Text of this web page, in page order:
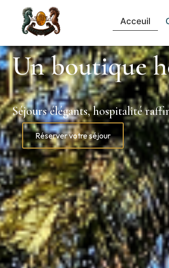
Acceuil
Un boutique
Séjours élégants, hospitalité
Réserver votre séjour